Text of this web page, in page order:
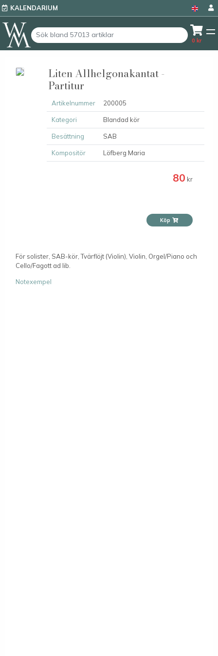
KALENDARIUM
0 kr
Liten Allhelgonakantat -
Partitur
Artikelnummer 200005
Kategori Blandad kör
Besättning SAB
Kompositör Löfberg Maria
80 kr
Köp
För solister, SAB-kör, Tvärflöjt (Violin), Violin, Orgel/Piano och
Cello/Fagott ad lib.
Notexempel